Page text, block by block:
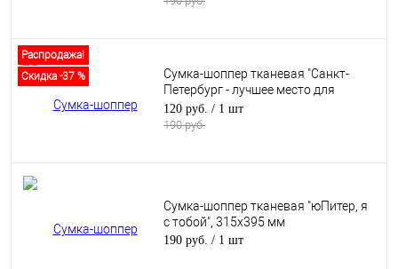
Распродажа!
Скидка -37 %
Сумка-шоппер тканевая "Санкт-
Петербург - лучшее место для
жизни", 315х395 мм
120 руб. / 1 шт
190 руб.
Сумка-шоппер тканевая "юПитер, я
с тобой", 315х395 мм
190 руб. / 1 шт